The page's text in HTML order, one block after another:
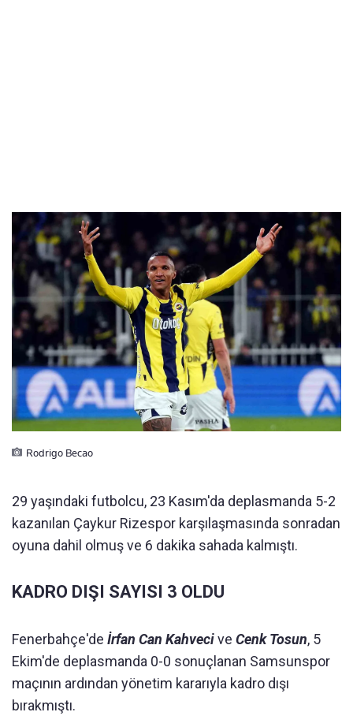
Rodrigo Becao
29 yaşındaki futbolcu, 23 Kasım'da deplasmanda 5-2
kazanılan Çaykur Rizespor karşılaşmasında sonradan
oyuna dahil olmuş ve 6 dakika sahada kalmıştı.
KADRO DIŞI SAYISI 3 OLDU
Fenerbahçe'de İrfan Can Kahvecive Cenk Tosun, 5
Ekim'de deplasmanda 0-0 sonuçlanan Samsunspor
maçının ardından yönetim kararıyla kadro dışı
bırakmıştı.